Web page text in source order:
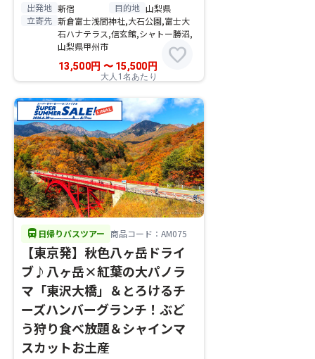
出発地 新宿 目的地 山梨県
立寄先 新倉富士浅間神社,大石公園,富士大
石ハナテラス,信玄館,シャトー勝沼,
山梨県甲州市
13,500円 〜15,500円
大人1名あたり
favorite
directions_bus 日帰りバスツアー 商品コード：AM075
【東京発】秋色八ヶ岳ドライ
ブ♪八ヶ岳×紅葉の大パノラ
マ「東沢大橋」＆とろけるチ
ーズハンバーグランチ！ぶど
う狩り食べ放題＆シャインマ
スカットお土産